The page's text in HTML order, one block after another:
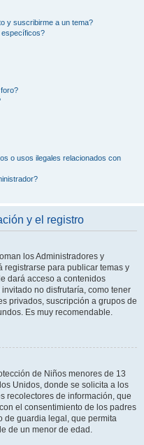
y suscribirme a un tema?
o usos ilegales relacionados con
y el registro
los Administradores y
registrarse para publicar temas y
dará acceso a contenidos
no disfrutaría, como tener
privados, suscripción a grupos de
Es muy recomendable.
de Niños menores de 13
Unidos, donde se solicita a los
recolectores de información, que
el consentimiento de los padres
de guardia legal, que permita
de un menor de edad.